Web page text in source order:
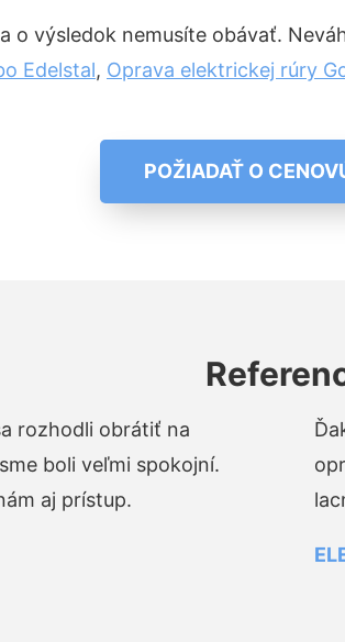
o výsledok nemusíte obávať.
Edelstal, Oprava elektrickej rúry
POŽIADAŤ O
rozhodli obrátiť na
boli veľmi spokojní.
aj prístup.